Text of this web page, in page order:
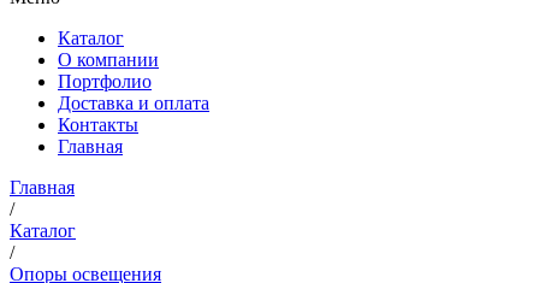
Каталог
О компании
Портфолио
Доставка и оплата
Контакты
Главная
Главная
/
Каталог
/
Опоры освещения